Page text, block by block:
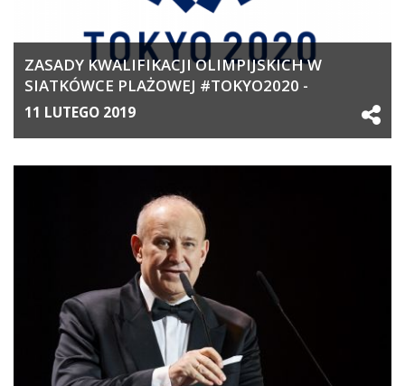
ZASADY KWALIFIKACJI OLIMPIJSKICH W
SIATKÓWCE PLAŻOWEJ #TOKYO2020 -
AKTUALIZACJA
11 LUTEGO 2019